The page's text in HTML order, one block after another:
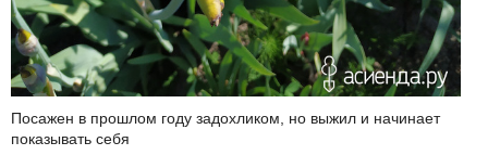
Посажен в прошлом году задохликом, но выжил и начинает
показывать себя